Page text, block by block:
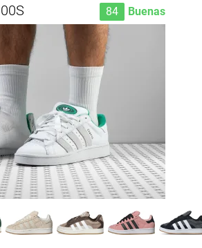
84 Buenas